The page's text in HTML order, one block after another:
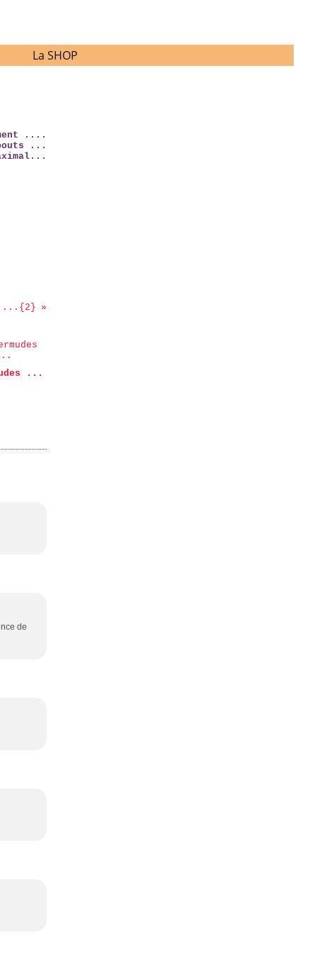
La SHOP
....
...
...{2}
...
de